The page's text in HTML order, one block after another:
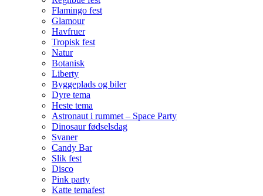
Flamingo fest
Glamour
Havfruer
Tropisk fest
Natur
Botanisk
Liberty
Byggeplads og biler
Dyre tema
Heste tema
Astronaut i rummet – Space Party
Dinosaur fødselsdag
Svaner
Candy Bar
Slik fest
Disco
Pink party
Katte temafest